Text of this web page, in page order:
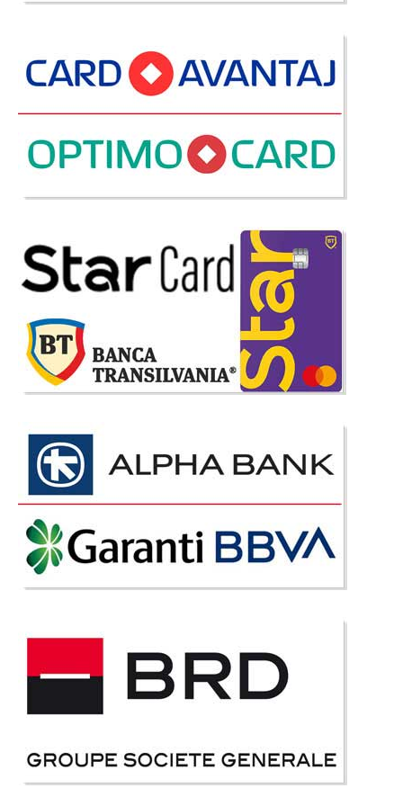
elegant sau a unei sufragerii pe stil masiv. Linia de design a coltarului
extensibil rosu burgundy Vigo este inspirata de e..
10.438 Lei
Adauga la Favorite
-39%
Coltar extensibil cu lada depozitare
Star crem
Oferta pret coltare extensibile cu lada depozitare ⭐ Star crem Un coltar
extensibil ce s-a impus repede in top vanzari coltare extensibil este
coltarul extensibil Star. Star nu este cel mai ieftin coltar extensibil dar este
cel mai avantajos din pu..
Stoc Epuizat - Indisponibil
Adauga la Favorite